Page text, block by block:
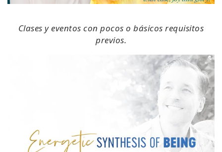
Clases y eventos con pocos o básicos requisitos
previos.